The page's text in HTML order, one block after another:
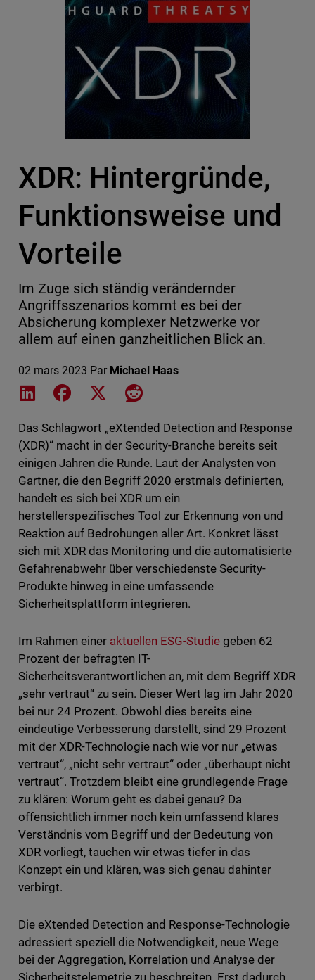
XDR: Hintergründe,
Funktionsweise und
Vorteile
Im Zuge sich ständig verändernder
Angriffsszenarios kommt es bei der
Absicherung komplexer Netzwerke vor
allem auf einen ganzheitlichen Blick an.
02 mars 2023 Par Michael Haas
Share on LinkedIn
Share on Facebook
Share on XShare on Reddit
Das Schlagwort „eXtended Detection and Response
(XDR)“ macht in der Security-Branche bereits seit
einigen Jahren die Runde. Laut der Analysten von
Gartner, die den Begriff 2020 erstmals definierten,
handelt es sich bei XDR um ein
herstellerspezifisches Tool zur Erkennung von und
Reaktion auf Bedrohungen aller Art. Konkret lässt
sich mit XDR das Monitoring und die automatisierte
Gefahrenabwehr über verschiedenste Security-
Produkte hinweg in eine umfassende
Sicherheitsplattform integrieren.
Im Rahmen einer aktuellen ESG-Studie geben 62
Prozent der befragten IT-
Sicherheitsverantwortlichen an, mit dem Begriff XDR
„sehr vertraut“ zu sein. Dieser Wert lag im Jahr 2020
bei nur 24 Prozent. Obwohl dies bereits eine
eindeutige Verbesserung darstellt, sind 29 Prozent
mit der XDR-Technologie nach wie vor nur „etwas
vertraut“, „nicht sehr vertraut“ oder „überhaupt nicht
vertraut“. Trotzdem bleibt eine grundlegende Frage
zu klären: Worum geht es dabei genau? Da
offensichtlich immer noch kein umfassend klares
Verständnis vom Begriff und der Bedeutung von
XDR vorliegt, tauchen wir etwas tiefer in das
Konzept ein und klären, was sich genau dahinter
verbirgt.
Die eXtended Detection and Response-Technologie
adressiert speziell die Notwendigkeit, neue Wege
bei der Aggregation, Korrelation und Analyse der